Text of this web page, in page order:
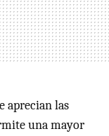
aprecian las
una mayor